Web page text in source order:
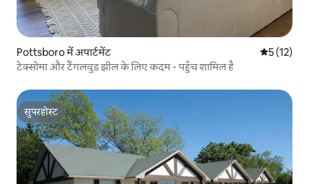
Pottsboro में अपार्टमेंट औसत रेटिंग
5 (12)
टेक्सोमा और टैंगलवुड झील के लिए कदम - पहुँच शामिल है
सुपरहोस्ट
सुपरहोस्ट